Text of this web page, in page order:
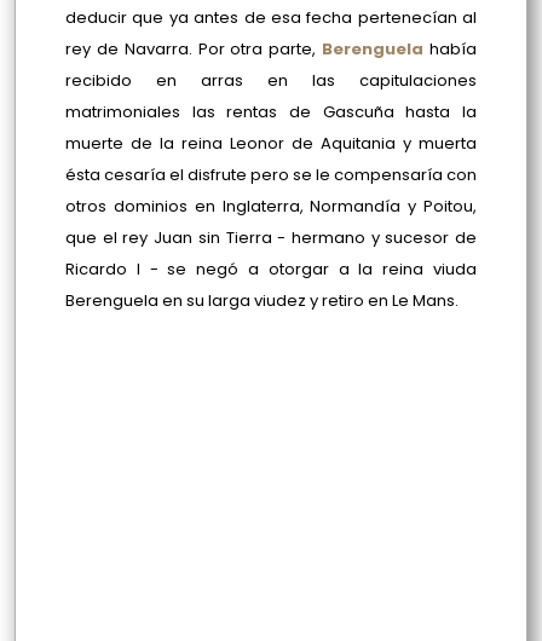
deducir que ya antes de esa fecha pertenecían al
rey de Navarra. Por otra parte, Berenguela había
recibido en arras en las capitulaciones
matrimoniales las rentas de Gascuña hasta la
muerte de la reina Leonor de Aquitania y muerta
ésta cesaría el disfrute pero se le compensaría con
otros dominios en Inglaterra, Normandía y Poitou,
que el rey Juan sin Tierra - hermano y sucesor de
Ricardo I - se negó a otorgar a la reina viuda
Berenguela en su larga viudez y retiro en Le Mans.